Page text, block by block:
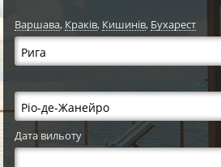
Варшава,Краків, Кишинів, Бухарест
Дата вильоту